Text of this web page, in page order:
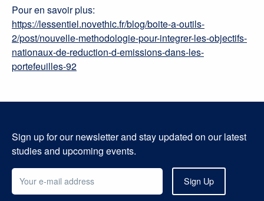
Pour en savoir plus:
https://lessentiel.novethic.fr/blog/boite-a-outils-
2/post/nouvelle-methodologie-pour-integrer-les-objectifs-
nationaux-de-reduction-d-emissions-dans-les-
portefeuilles-92
Sign up for our newsletter and stay updated on our latest
studies and upcoming events.